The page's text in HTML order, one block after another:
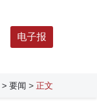
电子报
> 要闻 > 正文